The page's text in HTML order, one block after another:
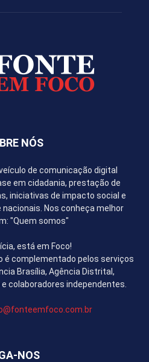
NÓS
de comunicação digital
em cidadania, prestação de
iniciativas de impacto social e
Nos conheça melhor
"Quem somos"
está em Foco!
é complementado pelos serviços
Brasília, Agência Distrital,
colaboradores independentes.
NOS